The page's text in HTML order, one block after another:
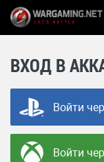
ВХОД В
Войти
Войти